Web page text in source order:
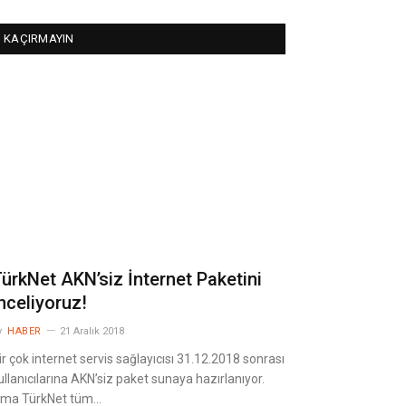
KAÇIRMAYIN
AKN’siz İnternet Paketini
HABER 21 Aralık 2018
çok internet servis sağlayıcısı 31.12.2018 sonrası
AKN’siz paket sunaya hazırlanıyor.
TürkNet tüm…